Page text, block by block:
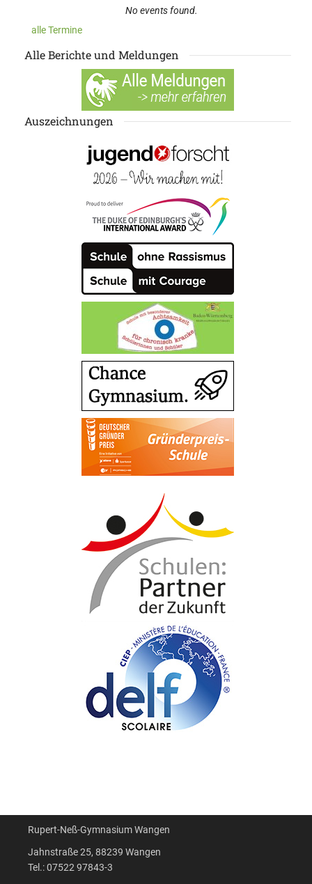
No events found.
alle Termine
Alle Berichte und Meldungen
Auszeichnungen
Rupert-Neß-Gymnasium Wangen
Jahnstraße 25, 88239 Wangen
Tel.: 07522 97843-3